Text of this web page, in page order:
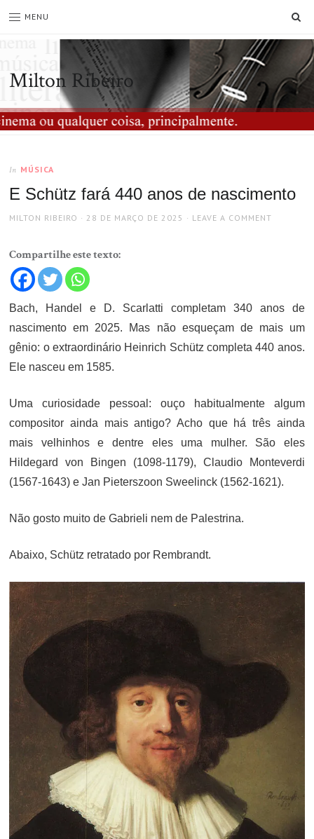
MENU
Milton Ribeiro
In MÚSICA
E Schütz fará 440 anos de nascimento
AUTHOR
MILTON RIBEIRO
POSTED
28 DE MARÇO DE 2025 LEAVE A COMMENT
Compartilhe este texto:
Bach, Handel e D. Scarlatti completam 340 anos de
nascimento em 2025. Mas não esqueçam de mais um
gênio: o extraordinário Heinrich Schütz completa 440 anos.
Ele nasceu em 1585.
Uma curiosidade pessoal: ouço habitualmente algum
compositor ainda mais antigo? Acho que há três ainda
mais velhinhos e dentre eles uma mulher. São eles
Hildegard von Bingen (1098-1179), Claudio Monteverdi
(1567-1643) e Jan Pieterszoon Sweelinck (1562-1621).
Não gosto muito de Gabrieli nem de Palestrina.
Abaixo, Schütz retratado por Rembrandt.